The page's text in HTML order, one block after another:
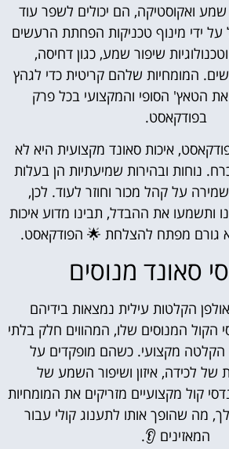
שמע ואקוסטיקה, הם יכולים לשפר עוד
על ידי מינוף טכניקות הפחתת הרעשים
שיפור שמע, כגון דחיסה,
המומחיות שלהם קריטית כדי לגהץ
הטאץ' הסופי והמקצועי בכל פרק
בפודקאסט.
איכות סאונד מקצועית היא לא
נוחות ובהירות שמיעתיות הן בעלות
על קהל מכור וחוזר לעוד. לכן,
ותשמעו את ההבדל, תבינו מדוע איכות
גורם מפתח להצלחת 🌟 הפודקאסט.
סאונד מנוסים
הקלטות עילית נמצאות בידיהם
הקול המנוסים שלו, המהווים חלק בלתי
הקלטה מקצועי. כשהם מופקדים על
של לכידה, איזון ושיפור השמע של
קול מקצועיים מזריקים את המומחיות
מה שהופך אותו לתענוג קולי עבור
המאזינים 👂.